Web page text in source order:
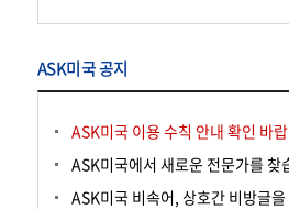
ASK미국 공지
ASK미국 이용 수칙 안내 확인 바
ASK미국에서 새로운 전문가를 찾
ASK미국 비속어, 상호간 비방글